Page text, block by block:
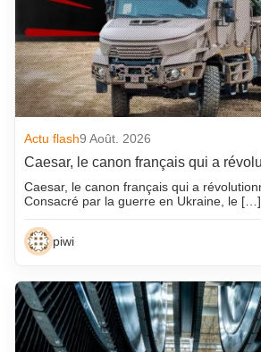
Actu flash9 Août. 2026
Caesar, le canon français qui a
Caesar, le canon français qui a
Consacré par la guerre en Ukraine, le […]
piwi